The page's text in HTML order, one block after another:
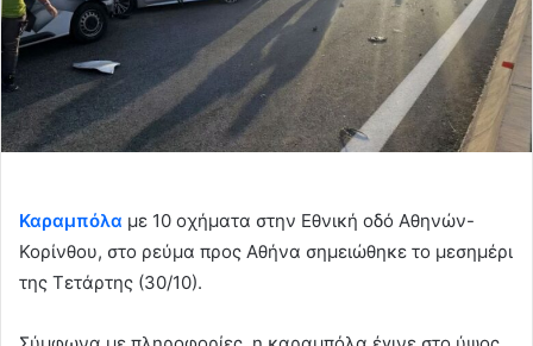
Καραμπόλα με 10 οχήματα στην Εθνική οδό Αθηνών-
Κορίνθου, στο ρεύμα προς Αθήνα σημειώθηκε το μεσημέρι
της Τετάρτης (30/10).